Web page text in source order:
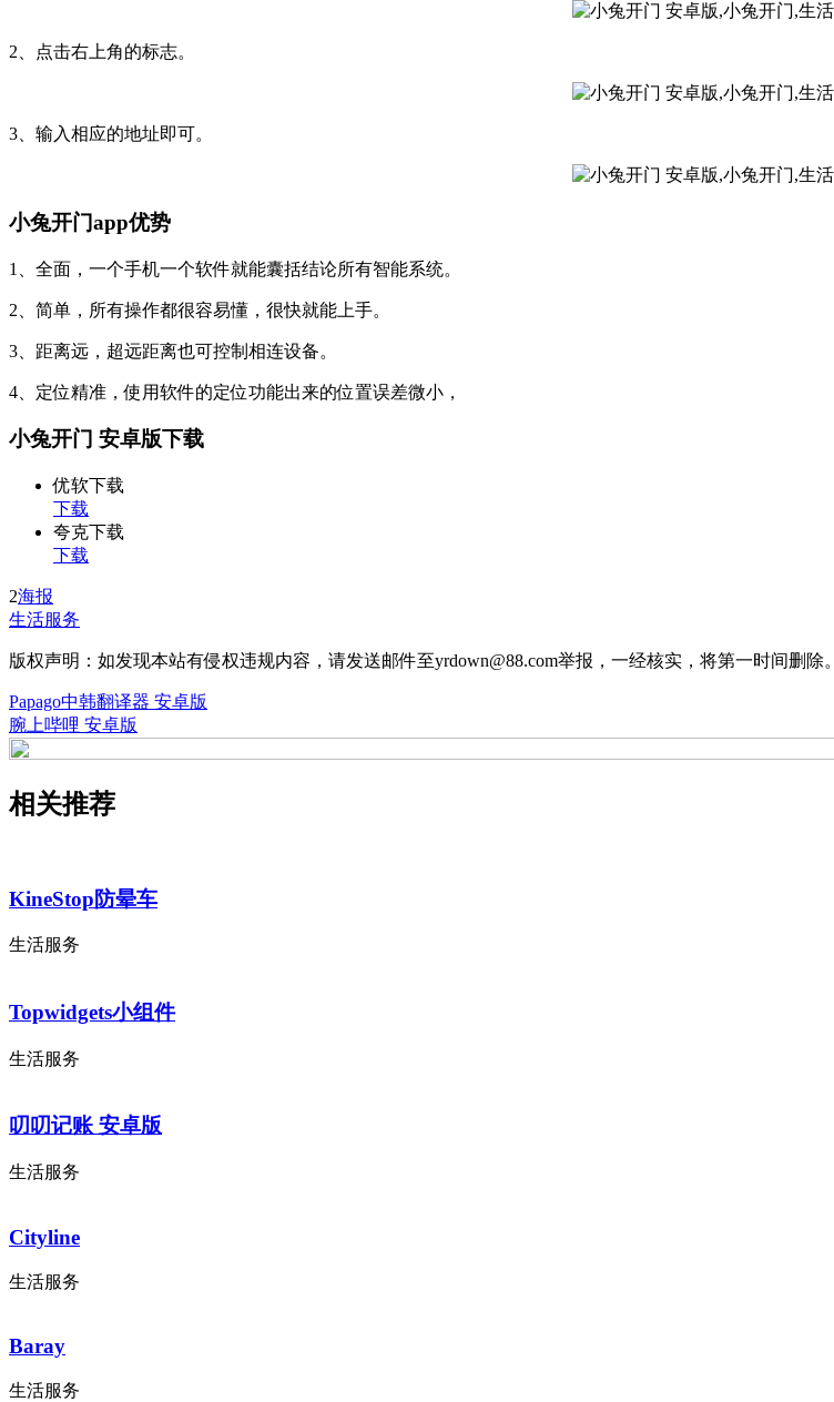
2、点击右上角的标志。
3、输入相应的地址即可。
小兔开门app优势
1、全面，一个手机一个软件就能囊括结论所有智能系统。
2、简单，所有操作都很容易懂，很快就能上手。
3、距离远，超远距离也可控制相连设备。
4、定位精准，使用软件的定位功能出来的位置误差微小，
小兔开门 安卓版下载
优软下载
下载
夸克下载
下载
2海报
生活服务
版权声明：如发现本站有侵权违规内容，请发送邮件至yrdown@88.com举报，一经核实，将第一时间删除。
Papago中韩翻译器 安卓版
腕上哔哩 安卓版
相关推荐
KineStop防晕车
生活服务
Topwidgets小组件
生活服务
叨叨记账 安卓版
生活服务
Cityline
生活服务
Baray
生活服务